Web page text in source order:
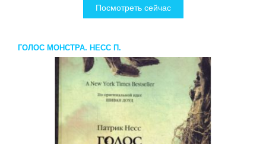
Посмотреть сейчас
ГОЛОС МОНСТРА. НЕСС П.